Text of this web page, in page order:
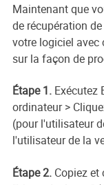
Maintenant que
de récupération
votre logiciel avec
sur la façon de
Étape 1.Exécutez
ordinateur >
(pour l'utilisateur
l'utilisateur de la
Étape 2.Copiez et